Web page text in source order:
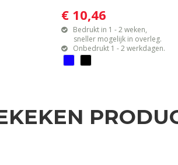
€ 10,46
Bedrukt in 1 - 2 weken,
sneller mogelijk in overleg.
Onbedrukt 1 - 2 werkdagen.